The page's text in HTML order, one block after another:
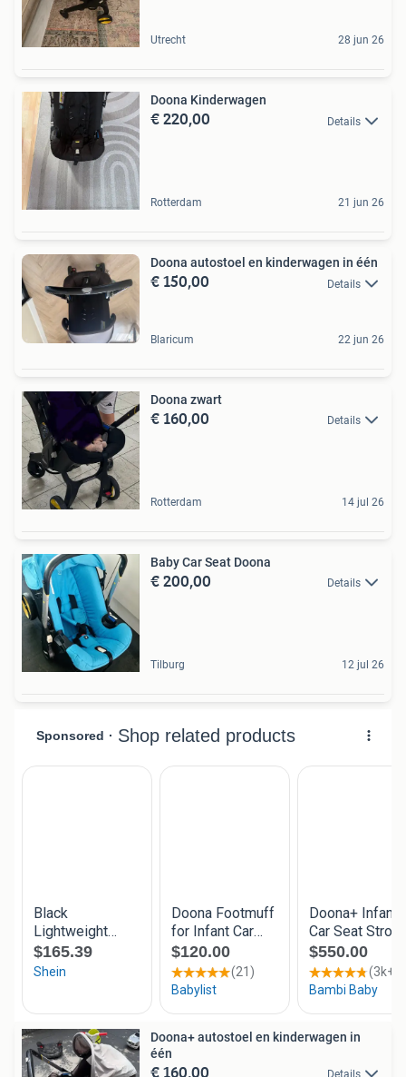
Utrecht 28 jun 26
Doona Kinderwagen
€ 220,00 Details
Rotterdam 21 jun 26
Doona autostoel en kinderwagen in één
€ 150,00 Details
Blaricum 22 jun 26
Doona zwart
€ 160,00 Details
Rotterdam 14 jul 26
Baby Car Seat Doona
€ 200,00 Details
Tilburg 12 jul 26
Doona+ autostoel en kinderwagen in
één
€ 160,00 Details